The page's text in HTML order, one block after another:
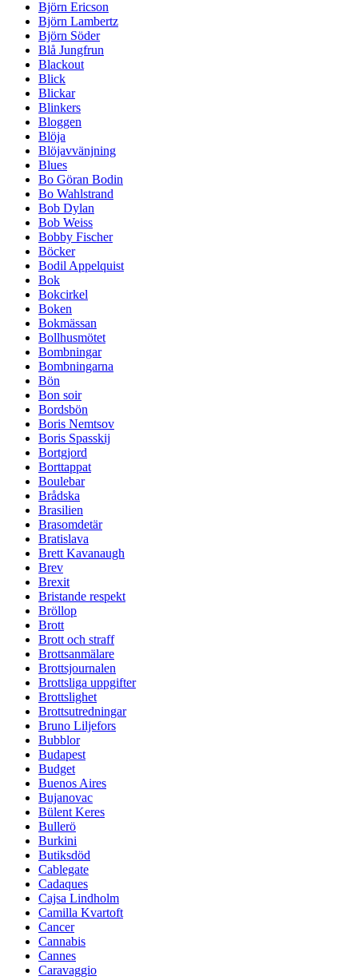
Björn Ericson
Björn Lambertz
Björn Söder
Blå Jungfrun
Blackout
Blick
Blickar
Blinkers
Bloggen
Blöja
Blöjavvänjning
Blues
Bo Göran Bodin
Bo Wahlstrand
Bob Dylan
Bob Weiss
Bobby Fischer
Böcker
Bodil Appelquist
Bok
Bokcirkel
Boken
Bokmässan
Bollhusmötet
Bombningar
Bombningarna
Bön
Bon soir
Bordsbön
Boris Nemtsov
Boris Spasskij
Bortgjord
Borttappat
Boulebar
Brådska
Brasilien
Brasomdetär
Bratislava
Brett Kavanaugh
Brev
Brexit
Bristande respekt
Bröllop
Brott
Brott och straff
Brottsanmälare
Brottsjournalen
Brottsliga uppgifter
Brottslighet
Brottsutredningar
Bruno Liljefors
Bubblor
Budapest
Budget
Buenos Aires
Bujanovac
Bülent Keres
Bullerö
Burkini
Butiksdöd
Cablegate
Cadaques
Cajsa Lindholm
Camilla Kvartoft
Cancer
Cannabis
Cannes
Caravaggio